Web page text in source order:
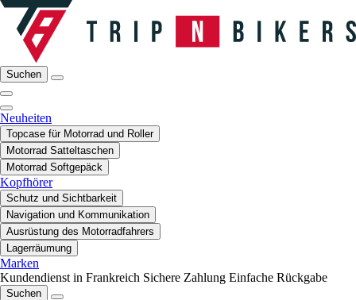
Suchen
Neuheiten
Topcase für Motorrad und Roller
Motorrad Satteltaschen
Motorrad Softgepäck
Kopfhörer
Schutz und Sichtbarkeit
Navigation und Kommunikation
Ausrüstung des Motorradfahrers
Lagerräumung
Marken
Kundendienst in Frankreich Sichere Zahlung Einfache Rückgabe
Suchen